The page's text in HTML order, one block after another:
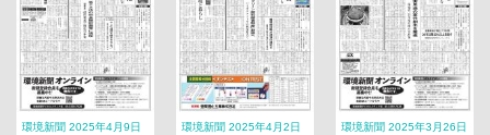
環境新聞 2025年4月9日
環境新聞 2025年4月2日
環境新聞 2025年3月26日